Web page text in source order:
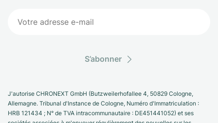
S’abonner
J'autorise CHRONEXT GmbH (Butzweilerhofallee 4, 50829 Cologne,
Allemagne. Tribunal d'Instance de Cologne, Numéro d'Immatriculation :
HRB 121434 ; N° de TVA intracommunautaire : DE451441052) et ses